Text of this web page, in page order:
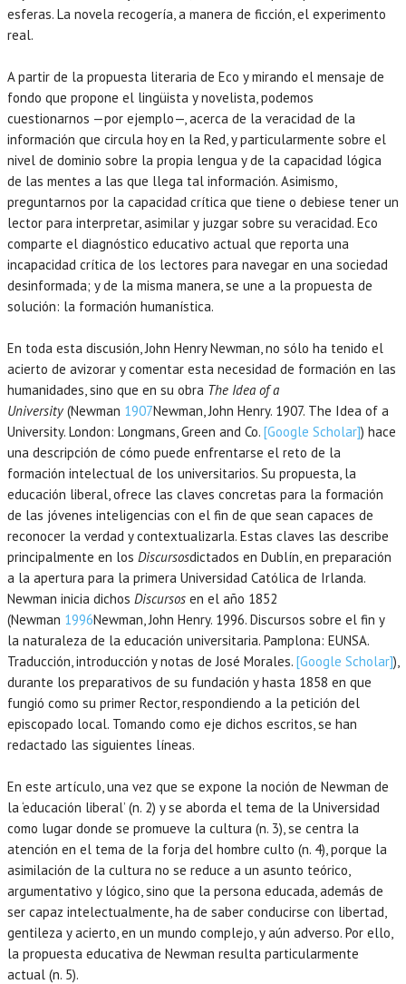
esferas. La novela recogería, a manera de ficción, el experimento
real.
A partir de la propuesta literaria de Eco y mirando el mensaje de
fondo que propone el lingüista y novelista, podemos
cuestionarnos —por ejemplo—, acerca de la veracidad de la
información que circula hoy en la Red, y particularmente sobre el
nivel de dominio sobre la propia lengua y de la capacidad lógica
de las mentes a las que llega tal información. Asimismo,
preguntarnos por la capacidad crítica que tiene o debiese tener un
lector para interpretar, asimilar y juzgar sobre su veracidad. Eco
comparte el diagnóstico educativo actual que reporta una
incapacidad crítica de los lectores para navegar en una sociedad
desinformada; y de la misma manera, se une a la propuesta de
solución: la formación humanística.
En toda esta discusión, John Henry Newman, no sólo ha tenido el
acierto de avizorar y comentar esta necesidad de formación en las
humanidades, sino que en su obra The Idea of a
University (Newman 1907Newman,John Henry. 1907. The Idea of a
University. London: Longmans, Green and Co. [Google Scholar]) hace
una descripción de cómo puede enfrentarse el reto de la
formación intelectual de los universitarios. Su propuesta, la
educación liberal, ofrece las claves concretas para la formación
de las jóvenes inteligencias con el fin de que sean capaces de
reconocer la verdad y contextualizarla. Estas claves las describe
principalmente en los Discursosdictados en Dublín, en preparación
a la apertura para la primera Universidad Católica de Irlanda.
Newman inicia dichos Discursos en el año 1852
(Newman 1996Newman,John Henry. 1996. Discursos sobre el fin y
la naturaleza de la educación universitaria. Pamplona: EUNSA.
Traducción, introducción y notas de José Morales. [Google Scholar]),
durante los preparativos de su fundación y hasta 1858 en que
fungió como su primer Rector, respondiendo a la petición del
episcopado local. Tomando como eje dichos escritos, se han
redactado las siguientes líneas.
En este artículo, una vez que se expone la noción de Newman de
la ‘educación liberal’ (n. 2) y se aborda el tema de la Universidad
como lugar donde se promueve la cultura (n. 3), se centra la
atención en el tema de la forja del hombre culto (n. 4), porque la
asimilación de la cultura no se reduce a un asunto teórico,
argumentativo y lógico, sino que la persona educada, además de
ser capaz intelectualmente, ha de saber conducirse con libertad,
gentileza y acierto, en un mundo complejo, y aún adverso. Por ello,
la propuesta educativa de Newman resulta particularmente
actual (n. 5).